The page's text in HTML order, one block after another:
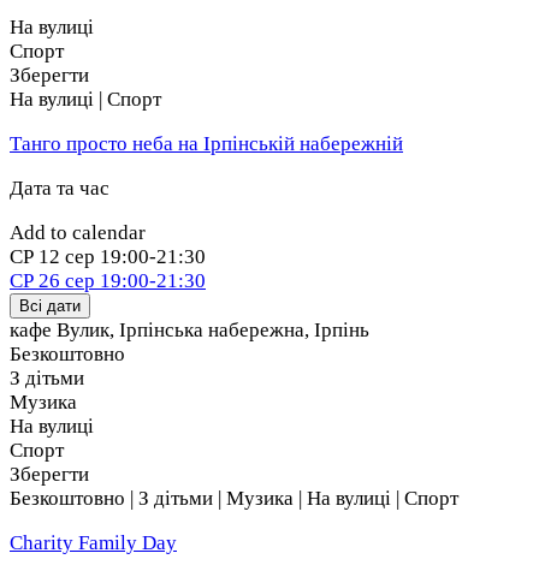
На вулиці
Спорт
Зберегти
На вулиці | Спорт
Танго просто неба на Ірпінській набережній
Дата та час
Add to calendar
СР 12 сер 19:00-21:30
СР 26 сер 19:00-21:30
Всі дати
кафе Вулик, Ірпінська набережна, Ірпінь
Безкоштовно
З дітьми
Музика
На вулиці
Спорт
Зберегти
Безкоштовно | З дітьми | Музика | На вулиці | Спорт
Charity Family Day